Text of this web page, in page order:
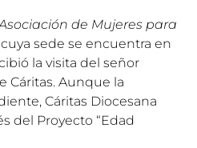
de Mujeres para
cuya sede se encuentra en
la visita del señor
Cáritas. Aunque la
Cáritas Diocesana
del Proyecto “Edad